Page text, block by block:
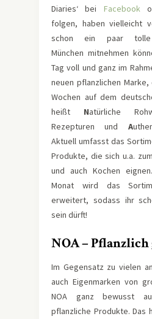
Diaries‘ bei Facebook
folgen, haben vielleicht
schon ein paar tolle
München mitnehmen
Tag voll und ganz im
neuen pflanzlichen
Wochen auf dem
heißt Natürliche
Rezepturen und A
Aktuell umfasst das
Produkte, die sich u.a.
und auch Kochen
Monat wird das
erweitert, sodass ihr
sein dürft!
NOA –
Im Gegensatz zu vielen
auch Eigenmarken von
NOA ganz bewusst
pflanzliche Produkte. Das